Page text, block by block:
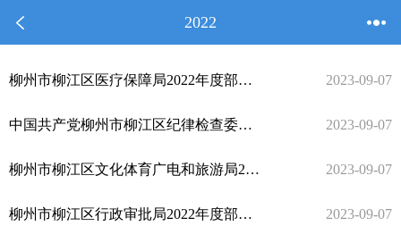
2022
柳州市柳江区医疗保障局2022年度部门决算 2023-09-07
中国共产党柳州市柳江区纪律检查委员会2022年度部门决算 2023-09-07
柳州市柳江区文化体育广电和旅游局2022年度部门决算 2023-09-07
柳州市柳江区行政审批局2022年度部门决算 2023-09-07